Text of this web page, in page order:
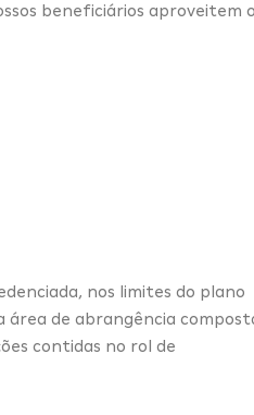
beneficiários aproveitem
nos limites do plano
área de abrangência
contidas no rol de